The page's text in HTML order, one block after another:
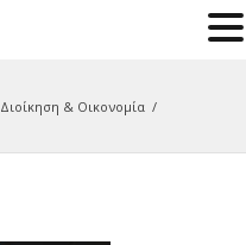
Διοίκηση & Οικονομία /